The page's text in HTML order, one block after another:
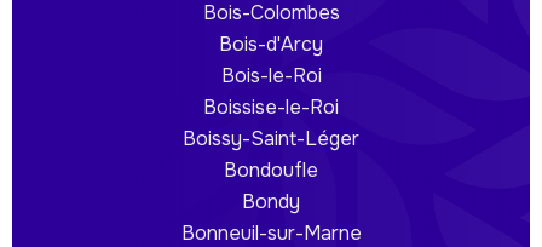
Bois-Colombes
Bois-d'Arcy
Bois-le-Roi
Boissise-le-Roi
Boissy-Saint-Léger
Bondoufle
Bondy
Bonneuil-sur-Marne